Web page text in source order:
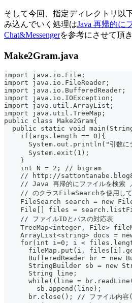
そして今回、指定ディレクトリ以
み込んでいく処理はJava 再帰的に
Chat&Messengerを参考にさせて頂
Make2Gram.java
import java.io.File;
import java.io.FileReader;
import java.io.BufferedReader;
import java.io.IOException;
import java.util.ArrayList;
import java.util.TreeMap;
public class Make2Gram{
public static void
    if(args.length == 0){
System.out.println("引数にデ
      System.exit(1);
    }
    int N = 2; // bigram
// http://
// Java 再帰的にファイルを検
// のクラスFileSearchを使用して
FileSearch search = new
File[] files =
    // ファイルIDとパスの対応表
TreeMap<integer, File>
ArrayList<string> docs =
for(int i=0; i <
fileMap.put(i,
BufferedReader br = new
StringBuilder sb = new
      String line;
while((line =
        sb.append(line);
br.close(); // ファイル内容